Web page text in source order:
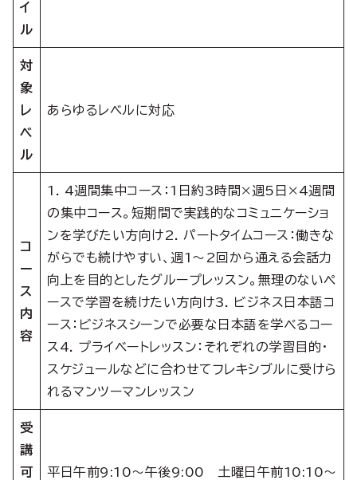
イ
ル
対
象
レ
ベ
ル
あらゆるレベルに対応
コ
ー
ス
内
容
1. 4週間集中コース：1日約3時間×週5日×4週間
の集中コース。短期間で実践的なコミュニケーショ
ンを学びたい方向け2. パートタイムコース：働きな
がらでも続けやすい、週1～2回から通える会話力
向上を目的としたグループレッスン。無理のないペ
ースで学習を続けたい方向け3. ビジネス日本語コ
ース：ビジネスシーンで必要な日本語を学べるコー
ス4. プライベートレッスン：それぞれの学習目的・
スケジュールなどに合わせてフレキシブルに受けら
れるマンツーマンレッスン
受
講
可
平日午前9:10～午後9:00 土曜日午前10:10～